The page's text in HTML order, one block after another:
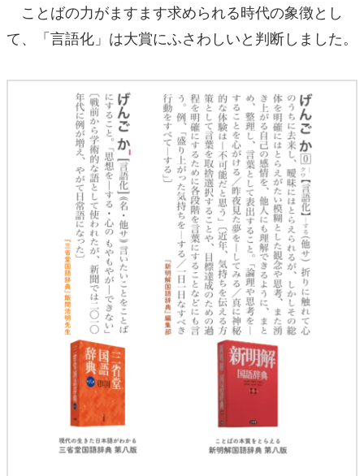
ことばの力がますます求められる時代の象徴とし
て、「言語化」は大賞にふさわしいと判断しました。